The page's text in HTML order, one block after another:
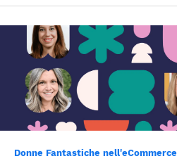
Donne Fantastiche nell'eCommerce